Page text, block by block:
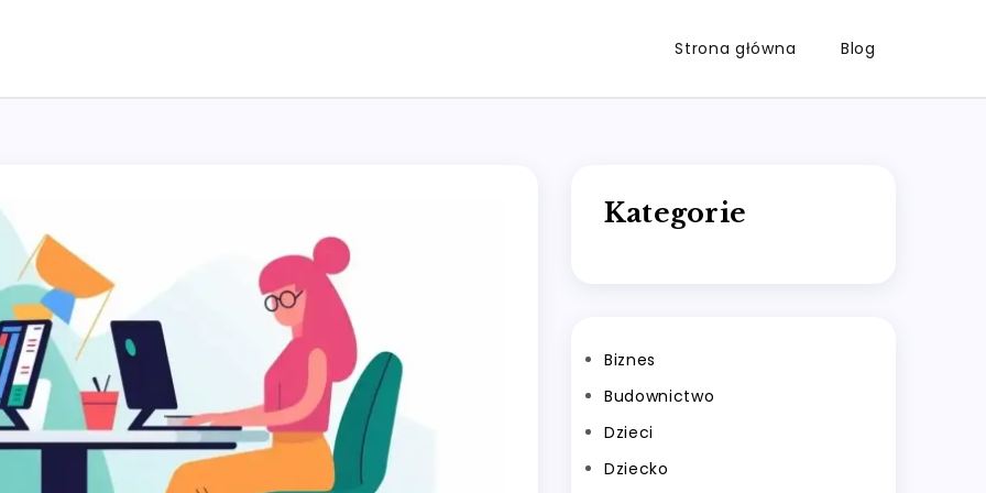
Strona główna Blog
Kategorie
Biznes
Budownictwo
Dzieci
Dziecko